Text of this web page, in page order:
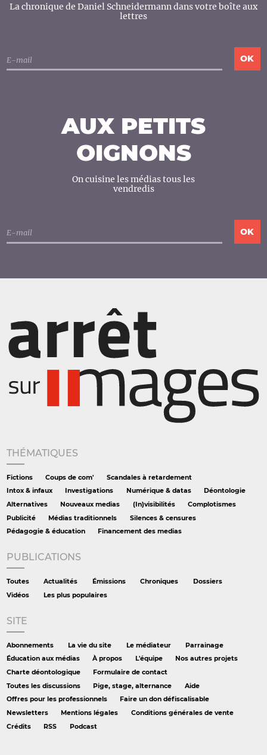
La chronique de Daniel Schneidermann dans votre boîte aux
lettres
AUX PETITS
OIGNONS
On cuisine les médias tous les
vendredis
THÉMATIQUES
Fictions Coups de com'
Scandales à retardement
Intox & infaux
Investigations Numérique & datas
Déontologie
Alternatives
Nouveaux medias (In)visibilités
Complotismes
Publicité
Médias traditionnels
Silences & censures
Pédagogie & éducation
Financement des medias
PUBLICATIONS
Toutes Actualités Émissions Chroniques
Dossiers
Vidéos
Les plus populaires
SITE
Abonnements La vie du site Le médiateur
Parrainage
Éducation aux médias
À propos L'équipe
Nos autres projets
Charte déontologique
Formulaire de contact
Toutes les discussions
Pige, stage, alternance
Aide
Offres pour les professionnels
Faire un don défiscalisable
Newsletters
Mentions légales
Conditions générales de vente
Crédits
RSS Podcast